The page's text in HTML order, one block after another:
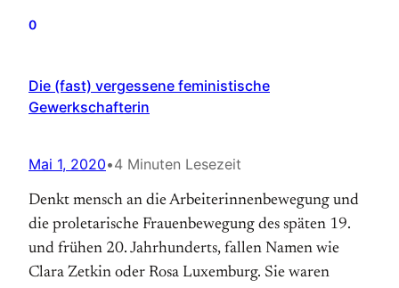
0
Die (fast) vergessene feministische
Gewerkschafterin
Mai 1, 2020•4 Minuten Lesezeit
Denkt mensch an die Arbeiterinnenbewegung und
die proletarische Frauenbewegung des späten 19.
und frühen 20. Jahrhunderts, fallen Namen wie
Clara Zetkin oder Rosa Luxemburg. Sie waren